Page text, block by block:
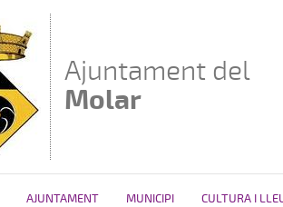
Ajuntament del
Molar
AJUNTAMENT MUNICIPI CULTURA I